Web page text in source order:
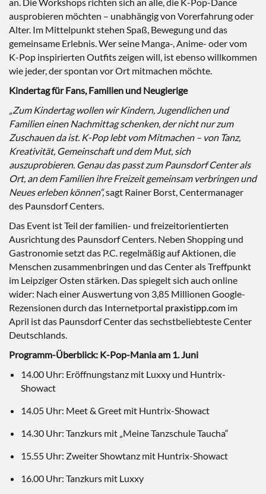
ausprobieren möchten – unabhängig von Vorerfahrung oder
Alter. Im Mittelpunkt stehen Spaß, Bewegung und das
gemeinsame Erlebnis. Wer seine Manga-, Anime- oder vom
K-Pop inspirierten Outfits zeigen will, ist ebenso willkommen
wie jeder, der spontan vor Ort mitmachen möchte.
Kindertag für Fans, Familien und Neugierige
„Zum Kindertag wollen wir Kindern, Jugendlichen und
Familien einen Nachmittag schenken, der nicht nur zum
Zuschauen da ist. K-Pop lebt vom Mitmachen – von Tanz,
Kreativität, Gemeinschaft und dem Mut, sich
auszuprobieren. Genau das passt zum Paunsdorf Center als
Ort, an dem Familien ihre Freizeit gemeinsam verbringen und
Neues erleben können“,sagt Rainer Borst, Centermanager
des Paunsdorf Centers.
Das Event ist Teil der familien- und freizeitorientierten
Ausrichtung des Paunsdorf Centers. Neben Shopping und
Gastronomie setzt das P.C. regelmäßig auf Aktionen, die
Menschen zusammenbringen und das Center als Treffpunkt
im Leipziger Osten stärken. Das spiegelt sich auch online
wider: Nach einer Auswertung von 3,85 Millionen Google-
Rezensionen durch das Internetportal praxistipp.com im
April ist das Paunsdorf Center das sechstbeliebteste Center
Deutschlands.
Programm-Überblick: K-Pop-Mania am 1. Juni
14.00 Uhr: Eröffnungstanz mit Luxxy und Huntrix-
Showact
14.05 Uhr: Meet & Greet mit Huntrix-Showact
14.30 Uhr: Tanzkurs mit „Meine Tanzschule Taucha“
15.55 Uhr: Zweiter Showtanz mit Huntrix-Showact
16.00 Uhr: Tanzkurs mit Luxxy